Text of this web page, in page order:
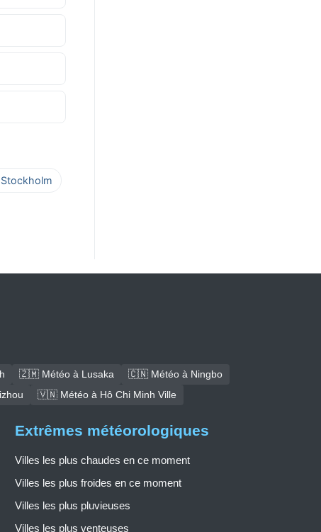
🇿🇲 Météo à Lusaka
🇨🇳 Météo à Ningbo
🇻🇳 Météo à Hô Chi Minh Ville
Extrêmes météorologiques
Villes les plus chaudes en ce moment
Villes les plus froides en ce moment
Villes les plus pluvieuses
Villes les plus venteuses